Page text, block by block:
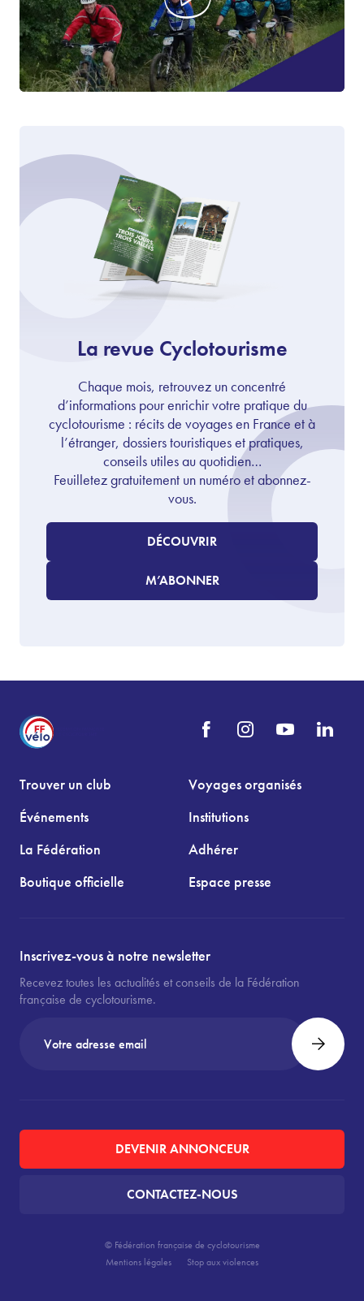
La revue Cyclotourisme
Chaque mois, retrouvez un concentré
d’informations pour enrichir votre pratique du
cyclotourisme : récits de voyages en France et à
l’étranger, dossiers touristiques et pratiques,
conseils utiles au quotidien…
Feuilletez gratuitement un numéro et abonnez-
vous.
DÉCOUVRIR
M’ABONNER
Trouver un club
Voyages organisés
Événements
Institutions
La Fédération
Adhérer
Boutique officielle
Espace presse
Inscrivez-vous à notre newsletter
Recevez toutes les actualités et conseils de la Fédération
française de cyclotourisme.
DEVENIR ANNONCEUR
CONTACTEZ-NOUS
© Fédération française de cyclotourisme
Mentions légales
Stop aux violences